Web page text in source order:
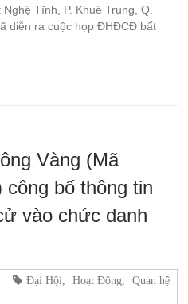
Tĩnh, P. Khuê Trung, Q.
diễn ra cuộc họp ĐHĐCĐ bất
Vàng (Mã
bố thông tin
vào chức danh
Đại Hội Hoạt Động
Quan hệ